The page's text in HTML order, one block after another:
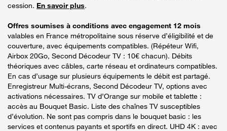
cession. En savoir plus.
Offres soumises à conditions avec engagement 12 mois
valables en France métropolitaine sous réserve d’éligibilité et de
couverture, avec équipements compatibles. (Répéteur Wifi,
Airbox 20Go, Second Décodeur TV : 10€ chacun). Débits
théoriques avec câbles, carte réseau et ordinateurs compatibles.
En cas d’usage sur plusieurs équipements le débit est partagé.
Enregistreur Multi-écrans, Second Décodeur TV, options avec
activations nécessaires. TV d’Orange sur mobile et tablette :
accès au Bouquet Basic. Liste des chaînes TV susceptibles
d’évolution. Ne sont pas compris dans le bouquet basic : les
services et contenus payants et sportifs en direct. UHD 4K : avec